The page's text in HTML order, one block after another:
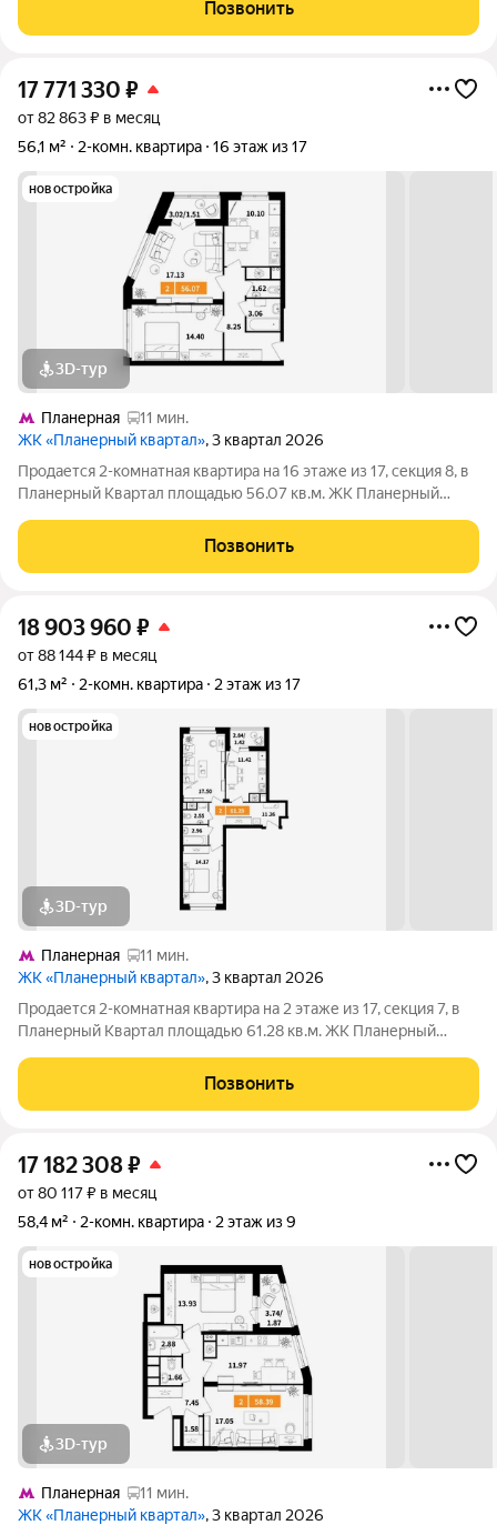
доступности. Комплекс
Позвонить
17 771 330 ₽
от 82 863 ₽ в месяц
56,1 м²
2-комн. квартира 16 этаж из 17
новостройка
3D-тур
Планерная
11 мин.
ЖК «Планерный квартал», 3 квартал 2026
Продается 2-комнатная квартира на 16 этаже из 17, секция 8, в
Планерный Квартал площадью 56.07 кв.м. ЖК Планерный
современных технологий, отличной экологии и транспортной
доступности. Комплекс
Позвонить
18 903 960 ₽
от 88 144 ₽ в месяц
61,3 м²
2-комн. квартира 2 этаж из 17
новостройка
3D-тур
Планерная
11 мин.
ЖК «Планерный квартал», 3 квартал 2026
Продается 2-комнатная квартира на 2 этаже из 17, секция 7, в
Планерный Квартал площадью 61.28 кв.м. ЖК Планерный
современных технологий, отличной экологии и транспортной
доступности. Комплекс
Позвонить
17 182 308₽
от 80 117 ₽ в месяц
58,4 м²
2-комн. квартира 2 этаж из 9
новостройка
3D-тур
Планерная
11 мин.
ЖК «Планерный квартал», 3 квартал 2026